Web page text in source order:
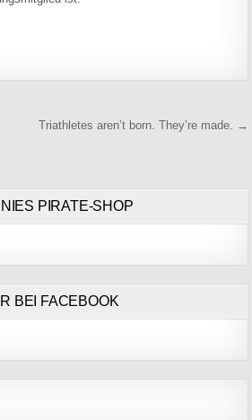
Triathletes aren’t born. They’re made. →
PIRATE-SHOP
BEI FACEBOOK